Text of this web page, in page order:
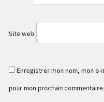
Site web
Enregistrer mon nom, mon
pour mon prochain commentaire.